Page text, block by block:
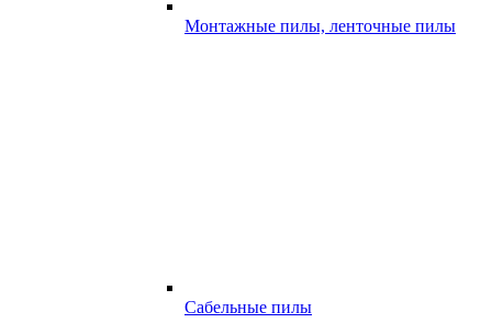
Монтажные пилы, ленточные пилы
Сабельные пилы